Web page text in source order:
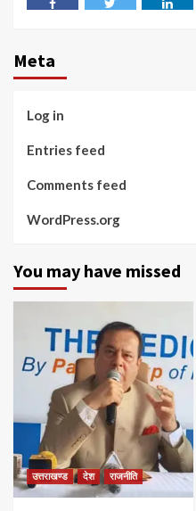
Meta
Log in
Entries feed
Comments feed
WordPress.org
You may have missed
उत्तराखण्ड देश राजनीति